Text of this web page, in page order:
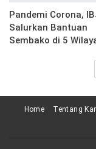
Pandemi Corona,
Salurkan Bantuan
Sembako di 5
Home Tentang